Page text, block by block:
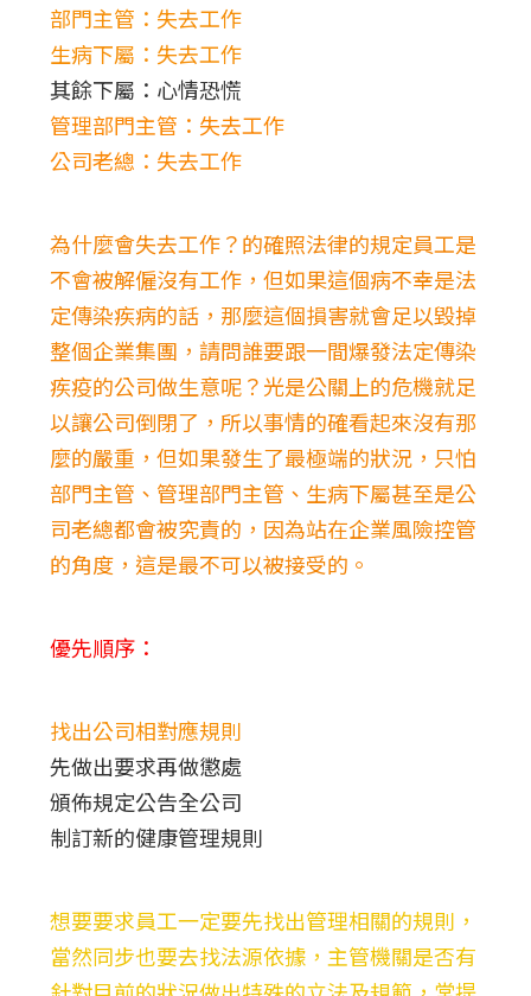
部門主管：失去工作
生病下屬：失去工作
其餘下屬：心情恐慌
管理部門主管：失去工作
公司老總：失去工作
為什麼會失去工作？的確照法律的規定員工是
不會被解僱沒有工作，但如果這個病不幸是法
定傳染疾病的話，那麼這個損害就會足以毀掉
整個企業集團，請問誰要跟一間爆發法定傳染
疾疫的公司做生意呢？光是公關上的危機就足
以讓公司倒閉了，所以事情的確看起來沒有那
麼的嚴重，但如果發生了最極端的狀況，只怕
部門主管、管理部門主管、生病下屬甚至是公
司老總都會被究責的，因為站在企業風險控管
的角度，這是最不可以被接受的。
優先順序：
找出公司相對應規則
先做出要求再做懲處
頒佈規定公告全公司
制訂新的健康管理規則
想要要求員工一定要先找出管理相關的規則，
當然同步也要去找法源依據，主管機關是否有